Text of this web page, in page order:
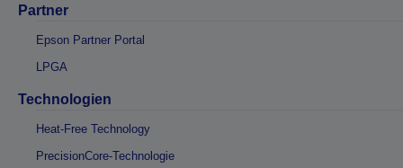
Partner
Epson Partner Portal
LPGA
Technologien
Heat-Free Technology
PrecisionCore-Technologie